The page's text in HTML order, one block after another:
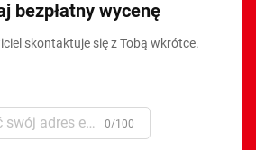
bezpłatny wycenę
skontaktuje się z Tobą wkrótce.
0/100